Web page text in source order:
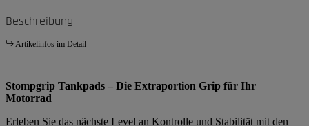
Beschreibung
Artikelinfos im Detail
Stompgrip Tankpads – Die Extraportion Grip für Ihr
Motorrad
Erleben Sie das nächste Level an Kontrolle und Stabilität mit den